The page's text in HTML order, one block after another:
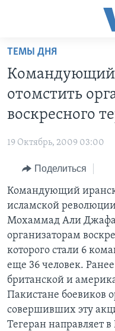
Перейти
основной
контент
основной
навигации
Перейти
поиск
ПРОГРАММЫ
ИТОГИ
ПОЧЕМУ ЭТО ВАЖНО?
ДИСКУССИЯ VOA
НЬЮ-ЙОРК NEW YORK
АМЕРИКА. БОЛЬШОЕ
НАША
А КАК В АМЕРИКЕ?
АРТЕФАКТЫ
АМЕРИКАНСКИЕ
ТЕСТЫ
ИНТЕРВЬЮ
ФАКТЫ ПРОТИВ
ЗА СВОБОДУ ПРЕССЫ
УЧИМ АНГЛИЙСКИЙ
ВИДЕО
ПОДПИСКА НА
Learning English
СОЦИАЛЬНЫЕ СЕТИ
ТЕМЫ ДНЯ
Командующий
отомстить
воскресного
19 Октябрь, 2009 03:00
Поделиться
Командующий
исламской
Мохаммад Али
организаторам
которого стали 6
еще 36 человек.
британской и
Пакистане боевиков
совершивших эту
Тегеран направляет